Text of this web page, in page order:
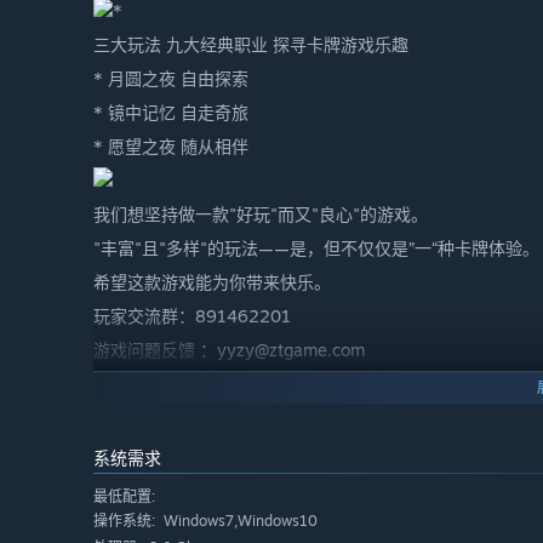
*
三大玩法 九大经典职业 探寻卡牌游戏乐趣
* 月圆之夜 自由探索
* 镜中记忆 自走奇旅
* 愿望之夜 随从相伴
我们想坚持做一款"好玩"而又"良心"的游戏。
"丰富"且"多样"的玩法——是，但不仅仅是”一“种卡牌体验。
希望这款游戏能为你带来快乐。
玩家交流群：891462201
游戏问题反馈 ：yyzy@ztgame.com
系统需求
最低配置:
操作系统: Windows7,Windows10